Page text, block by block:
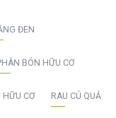
ĐEN
BÓN HỮU CƠ
HỮU CƠ RAU CỦ QUẢ